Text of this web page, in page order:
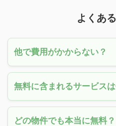
よくあ
他で費用がかからない？
無料に含まれるサービスは
どの物件でも本当に無料？